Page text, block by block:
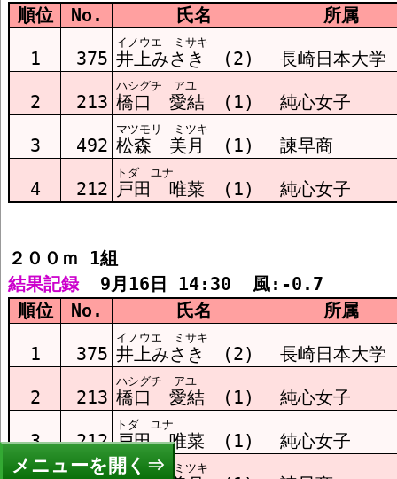
メニュー
順位
No. 氏名 所属
1 375
イノウエ ミサキ
井上みさき (2) 長崎日本大学
2 213
ハシグチ アユ
橋口 愛結 (1) 純心女子
3 492
マツモリ ミツキ
松森 美月 (1) 諫早商
4 212
トダ ユナ
戸田 唯菜 (1) 純心女子
２００ｍ 1組
結果記録
  9月16日 14:30  風:-0.7
順位
No. 氏名 所属
1 375
イノウエ ミサキ
井上みさき (2) 長崎日本大学
2 213
ハシグチ アユ
橋口 愛結 (1) 純心女子
3 212
トダ ユナ
戸田 唯菜 (1) 純心女子
マツモリ ミツキ